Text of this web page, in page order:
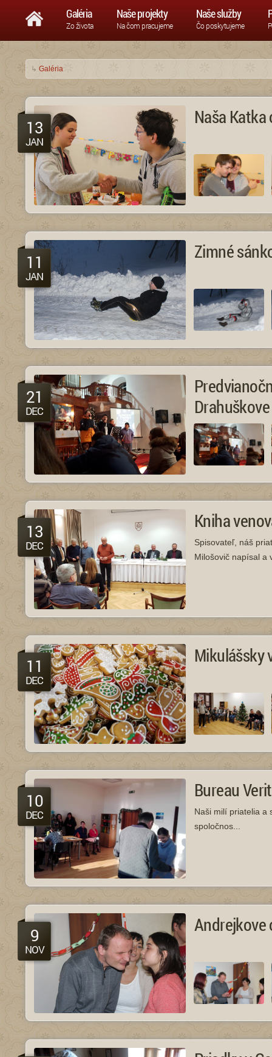
Galéria
Zo života
Naše projekty
Na čom pracujeme
Naše služby
Čo poskytujeme
↳ Galéria
13
JAN
Naša
11
JAN
Zimné
21
DEC
Drahuškove
13
DEC
Kniha
Spisovateľ, náš
Milošovič napísal a
11
DEC
Mikulášsky
10
DEC
Bureau
Naši milí priatelia a
spoločnos...
9
NOV
Andrejkove